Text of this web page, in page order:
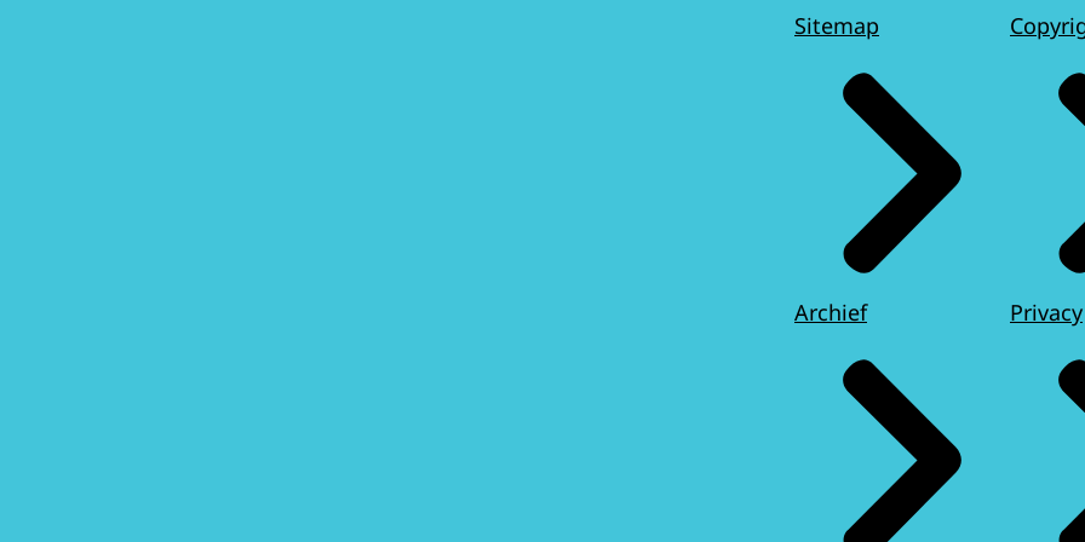
Sitemap
Archief Privacy